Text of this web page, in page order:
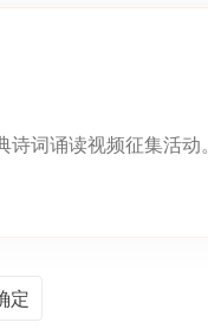
词诵读视频征集活动。